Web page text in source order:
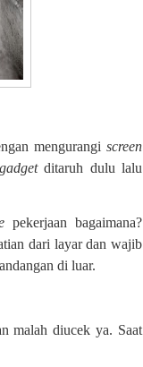
mengurangi screen
gadgetditaruh dulu lalu
pekerjaan bagaimana?
dari layar dan wajib
di luar.
malah diucek ya. Saat